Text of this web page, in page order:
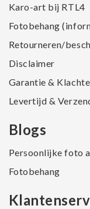
Karo-art bij RTL4
Fotobehang
Retourneren/
Disclaimer
Garantie &
Levertijd &
Blogs
Persoonlijke foto
Fotobehang